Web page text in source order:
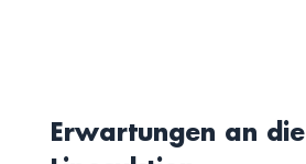
Erwartungen an die